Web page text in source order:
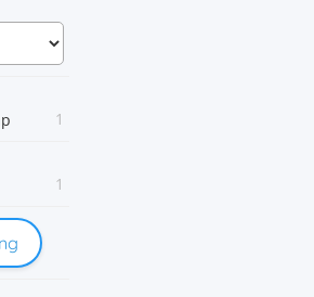
1
1